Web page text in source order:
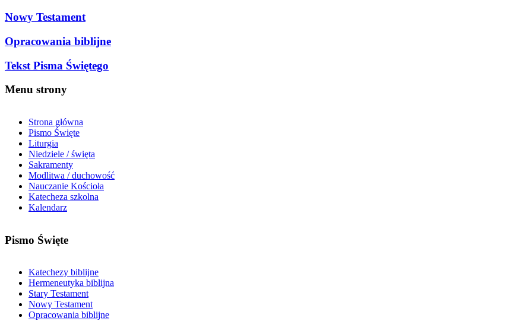
Nowy Testament
Opracowania biblijne
Tekst Pisma Świętego
Menu strony
Strona główna
Pismo Święte
Liturgia
Niedziele / święta
Sakramenty
Modlitwa / duchowość
Nauczanie Kościoła
Katecheza szkolna
Kalendarz
Pismo Święte
Katechezy biblijne
Hermeneutyka biblijna
Stary Testament
Nowy Testament
Opracowania biblijne